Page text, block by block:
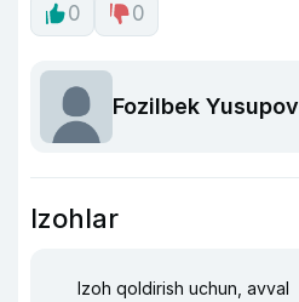
0 0
Fozilbek Yusupov
Izohlar
Izoh qoldirish uchun, avval